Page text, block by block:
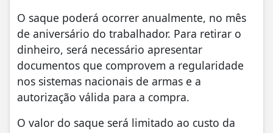
O saque poderá ocorrer anualmente, no mês
de aniversário do trabalhador. Para retirar o
dinheiro, será necessário apresentar
documentos que comprovem a regularidade
nos sistemas nacionais de armas e a
autorização válida para a compra.
O valor do saque será limitado ao custo da